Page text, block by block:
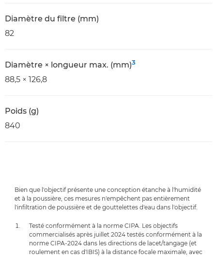
Diamètre du filtre (mm)
82
Diamètre × longueur max. (mm)3
88,5 × 126,8
Poids (g)
840
Bien que l'objectif présente une conception étanche à l'humidité
et à la poussière, ces mesures n'empêchent pas entièrement
l'infiltration de poussière et de gouttelettes d'eau dans l'objectif.
Testé conformément à la norme CIPA. Les objectifs
commercialisés après juillet 2024 testés conformément à la
norme CIPA-2024 dans les directions de lacet/tangage (et
roulement en cas d'IBIS) à la distance focale maximale, avec